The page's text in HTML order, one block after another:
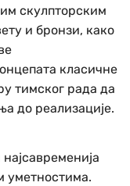
скулпторским
и бронзи, како
класичне
тимског рада да
до реализације.
уметностима.